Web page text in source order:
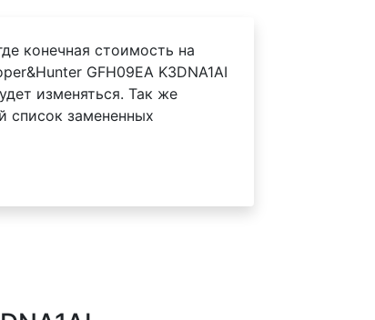
конечная стоимость на
GFH09EA K3DNA1AI
изменяться. Так же
список замененных